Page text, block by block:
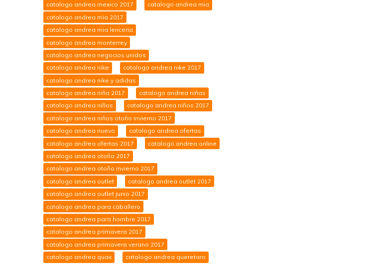
catalogo andrea mexico 2017
catalogo andrea mia
catalogo andrea mia 2017
catalogo andrea mia lenceria
catalogo andrea monterrey
catalogo andrea negocios unidos
catalogo andrea nike
catalogo andrea nike 2017
catalogo andrea nike y adidas
catalogo andrea niña 2017
catalogo andrea niñas
catalogo andrea niños
catalogo andrea niños 2017
catalogo andrea niños otoño invierno 2017
catalogo andrea nuevo
catalogo andrea ofertas
catalogo andrea ofertas 2017
catalogo andrea online
catalogo andrea otoño 2017
catalogo andrea otoño invierno 2017
catalogo andrea outlet
catalogo andrea outlet 2017
catalogo andrea outlet junio 2017
catalogo andrea para caballero
catalogo andrea para hombre 2017
catalogo andrea primavera 2017
catalogo andrea primavera verano 2017
catalogo andrea quax
catalogo andrea queretaro